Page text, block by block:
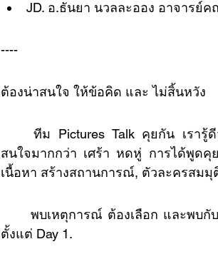
JD. อ.ธันยา นวลละออง อาจารย์
----
ต้องน่าสนใจ ให้ข้อคิด และ ไม่สิ้นหวัง
สนใจมากกว่า เศร้า หดหู่ การได้พูดคุ
เนื้อหา สร้างสถานการณ์, ตัวละครสมมุ
ตั้งแต่ Day 1.